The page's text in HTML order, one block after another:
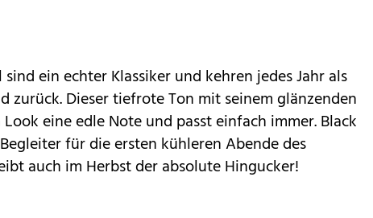
ein echter Klassiker und kehren jedes Jahr als
zurück. Dieser tiefrote Ton mit seinem glänzenden
eine edle Note und passt einfach immer. Black
für die ersten kühleren Abende des
auch im Herbst der absolute Hingucker!